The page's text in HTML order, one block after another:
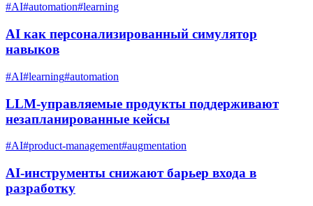
#AI#automation#learning
AI как персонализированный симулятор
навыков
#AI#learning#automation
LLM-управляемые продукты поддерживают
незапланированные кейсы
#AI#product-management#augmentation
AI-инструменты снижают барьер входа в
разработку